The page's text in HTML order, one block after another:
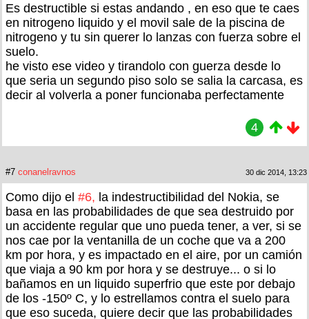
Es destructible si estas andando , en eso que te caes
en nitrogeno liquido y el movil sale de la piscina de
nitrogeno y tu sin querer lo lanzas con fuerza sobre el
suelo.
he visto ese video y tirandolo con guerza desde lo
que seria un segundo piso solo se salia la carcasa, es
decir al volverla a poner funcionaba perfectamente
4
#7 conanelravnos 30 dic 2014, 13:23
Como dijo el #6, la indestructibilidad del Nokia, se
basa en las probabilidades de que sea destruido por
un accidente regular que uno pueda tener, a ver, si se
nos cae por la ventanilla de un coche que va a 200
km por hora, y es impactado en el aire, por un camión
que viaja a 90 km por hora y se destruye... o si lo
bañamos en un liquido superfrio que este por debajo
de los -150º C, y lo estrellamos contra el suelo para
que eso suceda, quiere decir que las probabilidades